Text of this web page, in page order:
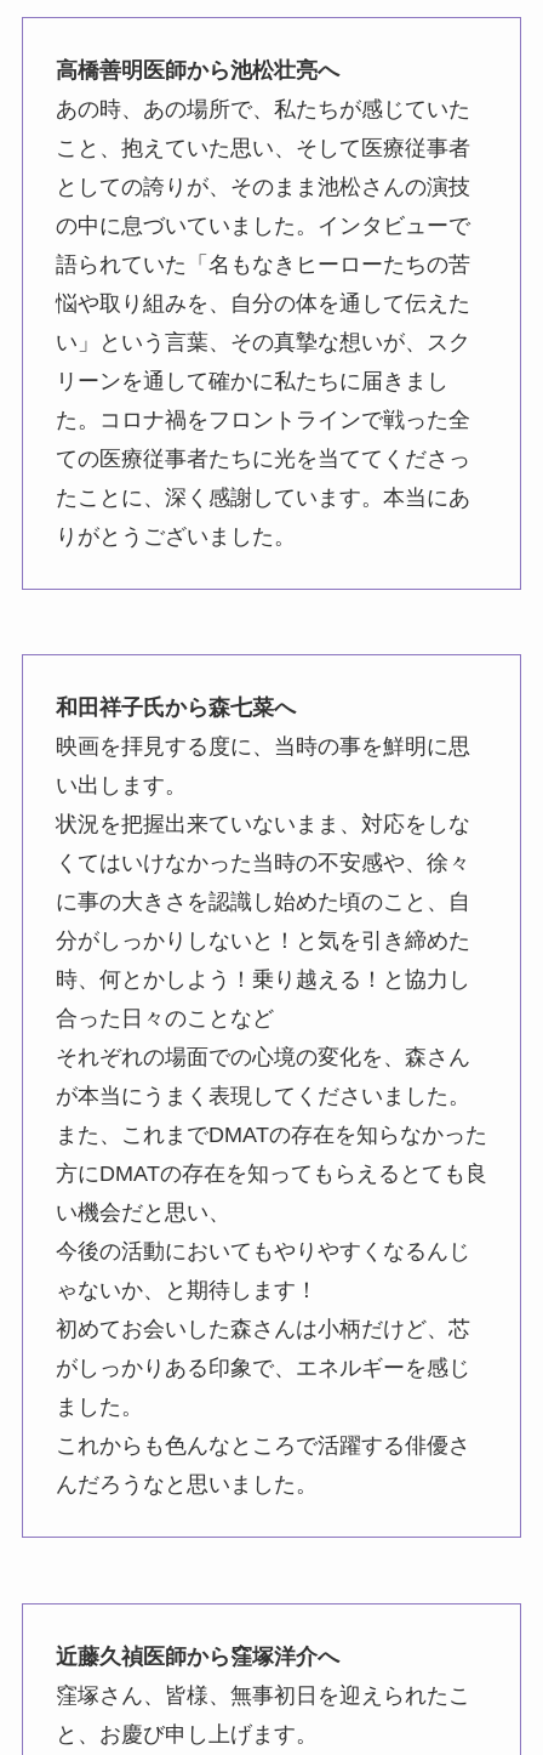
高橋善明医師から池松壮亮へ
あの時、あの場所で、私たちが感じていた
こと、抱えていた思い、そして医療従事者
としての誇りが、そのまま池松さんの演技
の中に息づいていました。インタビューで
語られていた「名もなきヒーローたちの苦
悩や取り組みを、自分の体を通して伝えた
い」という言葉、その真摯な想いが、スク
リーンを通して確かに私たちに届きまし
た。コロナ禍をフロントラインで戦った全
ての医療従事者たちに光を当ててくださっ
たことに、深く感謝しています。本当にあ
りがとうございました。
和田祥子氏から森七菜へ
映画を拝見する度に、当時の事を鮮明に思
い出します。
状況を把握出来ていないまま、対応をしな
くてはいけなかった当時の不安感や、徐々
に事の大きさを認識し始めた頃のこと、自
分がしっかりしないと！と気を引き締めた
時、何とかしよう！乗り越える！と協力し
合った日々のことなど
それぞれの場面での心境の変化を、森さん
が本当にうまく表現してくださいました。
また、これまでDMATの存在を知らなかった
方にDMATの存在を知ってもらえるとても良
い機会だと思い、
今後の活動においてもやりやすくなるんじ
ゃないか、と期待します！
初めてお会いした森さんは小柄だけど、芯
がしっかりある印象で、エネルギーを感じ
ました。
これからも色んなところで活躍する俳優さ
んだろうなと思いました。
近藤久禎医師から窪塚洋介へ
窪塚さん、皆様、無事初日を迎えられたこ
と、お慶び申し上げます。